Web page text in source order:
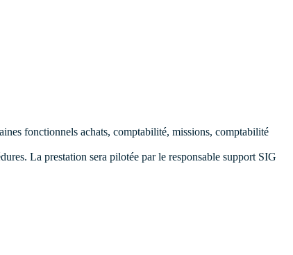
fonctionnels achats, comptabilité, missions, comptabilité
La prestation sera pilotée par le responsable support SIG